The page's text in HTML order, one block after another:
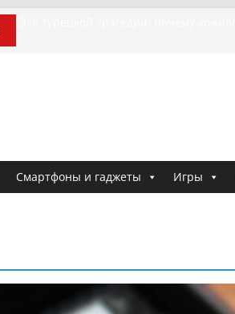
Смартфоны и гаджеты Игры